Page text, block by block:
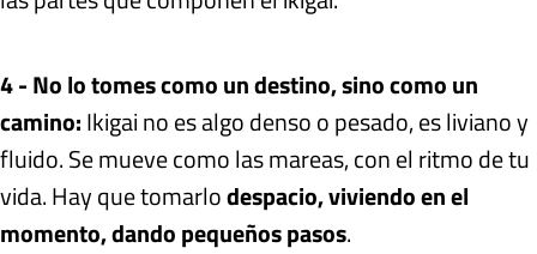
4 - No lo tomes como un destino, sino como un
camino:Ikigai no es algo denso o pesado, es liviano y
fluido. Se mueve como las mareas, con el ritmo de tu
vida. Hay que tomarlodespacio, viviendo en el
momento, dando pequeños pasos.